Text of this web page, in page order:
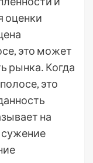
оценки
это может
рынка․ Когда
это
на
сужение